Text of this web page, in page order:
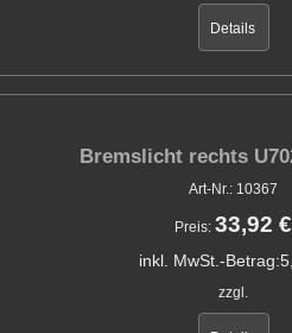
Details
Bremslicht rechts
Art-Nr.: 10367
Preis: 33,92 €
inkl. MwSt.-Betrag:
zzgl.